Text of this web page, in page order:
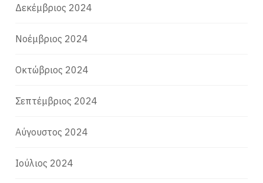
Δεκέμβριος 2024
Νοέμβριος 2024
Οκτώβριος 2024
Σεπτέμβριος 2024
Αύγουστος 2024
Ιούλιος 2024